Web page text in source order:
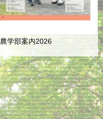
農学部案内2026